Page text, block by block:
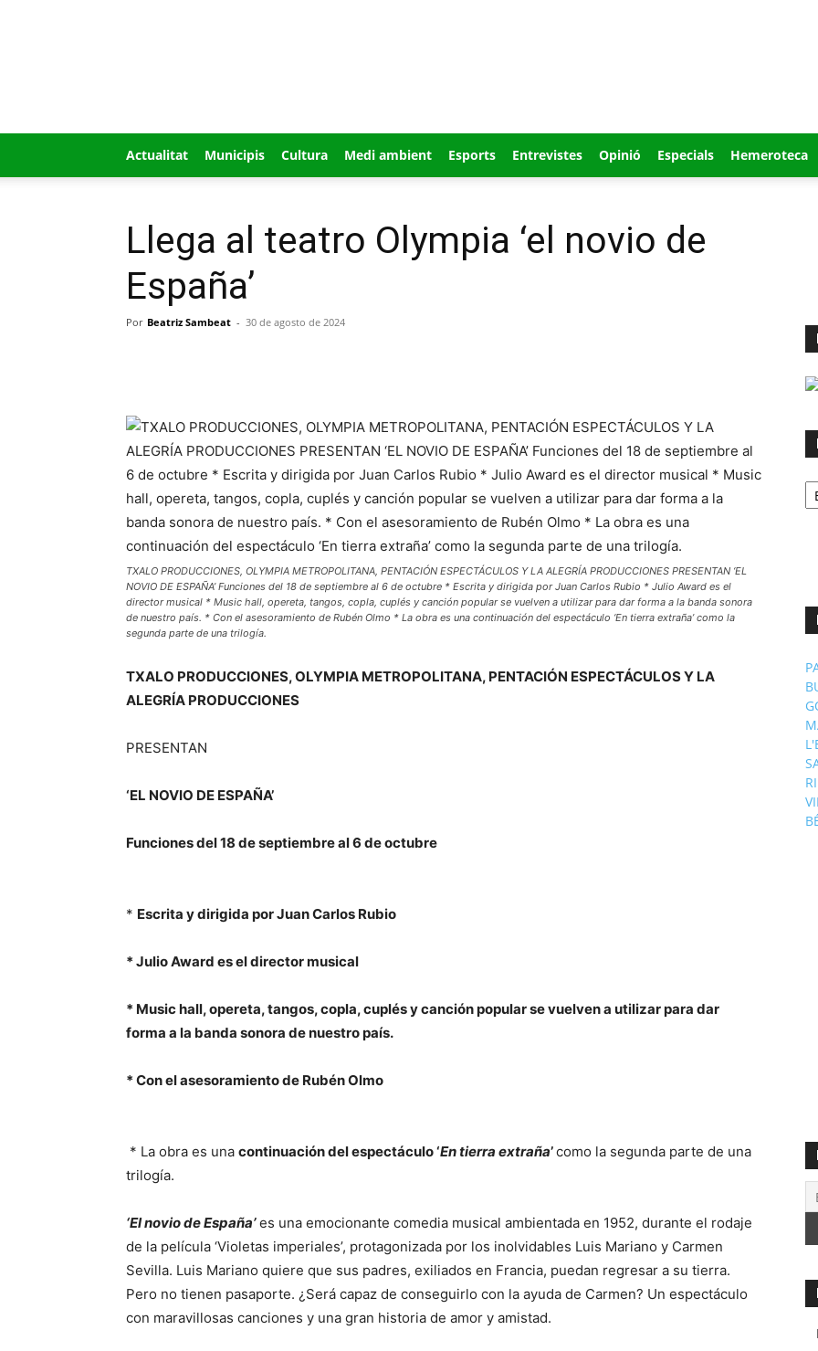
Actualitat Municipis Cultura Medi ambient Esports Entrevistes Opinió Especials Hemeroteca
Llega al teatro Olympia ‘el novio de
España’
Por Beatriz Sambeat - 30 de agosto de 2024
TXALO PRODUCCIONES, OLYMPIA METROPOLITANA, PENTACIÓN ESPECTÁCULOS Y LA ALEGRÍA PRODUCCIONES PRESENTAN ‘EL
NOVIO DE ESPAÑA’ Funciones del 18 de septiembre al 6 de octubre * Escrita y dirigida por Juan Carlos Rubio * Julio Award es el
director musical * Music hall, opereta, tangos, copla, cuplés y canción popular se vuelven a utilizar para dar forma a la banda sonora
de nuestro país. * Con el asesoramiento de Rubén Olmo * La obra es una continuación del espectáculo ‘En tierra extraña’ como la
segunda parte de una trilogía.
TXALO PRODUCCIONES, OLYMPIA METROPOLITANA, PENTACIÓN ESPECTÁCULOS Y LA
ALEGRÍA PRODUCCIONES
PRESENTAN
‘EL NOVIO DE ESPAÑA’
Funciones del 18 de septiembre al 6 de octubre
* Escrita y dirigida por Juan Carlos Rubio
* Julio Award es el director musical
* Music hall, opereta, tangos, copla, cuplés y canción popular se vuelven a utilizar para dar
forma a la banda sonora de nuestro país.
* Con el asesoramiento de Rubén Olmo
* La obra es una continuación del espectáculo ‘En tierra extraña’como la segunda parte de una
trilogía.
‘El novio de España’es una emocionante comedia musical ambientada en 1952, durante el rodaje
de la película ‘Violetas imperiales’, protagonizada por los inolvidables Luis Mariano y Carmen
Sevilla. Luis Mariano quiere que sus padres, exiliados en Francia, puedan regresar a su tierra.
Pero no tienen pasaporte. ¿Será capaz de conseguirlo con la ayuda de Carmen? Un espectáculo
con maravillosas canciones y una gran historia de amor y amistad.